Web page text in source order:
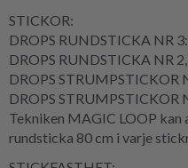
STICKOR:
DROPS RUNDSTICKA NR 3:
DROPS RUNDSTICKA NR
DROPS STRUMPSTICKOR
DROPS STRUMPSTICKOR
Tekniken MAGIC LOOP kan
rundsticka 80 cm i varje